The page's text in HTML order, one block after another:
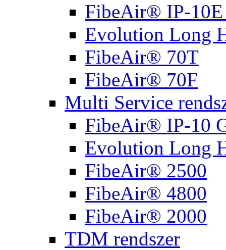
FibeAir® IP-10E
Evolution Long
FibeAir® 70T
FibeAir® 70F
Multi Service
FibeAir® IP-10
Evolution Long
FibeAir® 2500
FibeAir® 4800
FibeAir® 2000
TDM rendszer